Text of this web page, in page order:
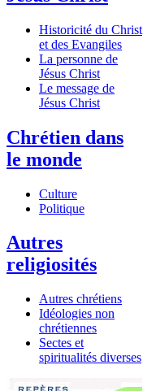
Historicité du Christ
et des Evangiles
La personne de
Jésus Christ
Le message de
Jésus Christ
Chrétien dans
le monde
Culture
Politique
Autres
religiosités
Autres chrétiens
Idéologies non
chrétiennes
Sectes et
spiritualités diverses